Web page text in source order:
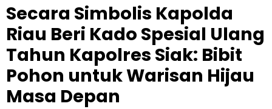
Secara Simbolis Kapolda
Riau Beri Kado Spesial Ulang
Tahun Kapolres Siak: Bibit
Pohon untuk Warisan Hijau
Masa Depan